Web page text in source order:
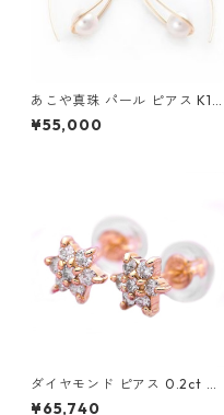
あこや真珠 パール ピアス K10
イエローゴールド ジプシー フ
ック ピアス 7mm 7ミリ珠 ア
¥55,000
ダイヤモンド ピアス 0.2ct K1
8 イエローゴールド 0.2カラッ
¥65,740